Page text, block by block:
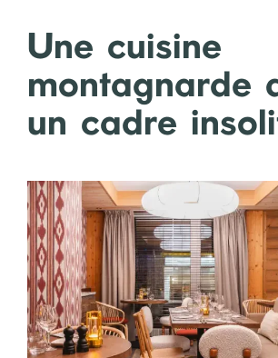
Une cuisine
montagnarde
un cadre